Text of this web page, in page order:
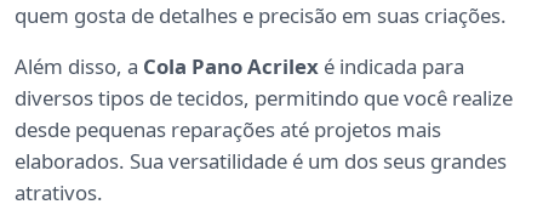
quem gosta de detalhes e precisão em suas criações.
Além disso, a Cola Pano Acrilex é indicada para
diversos tipos de tecidos, permitindo que você realize
desde pequenas reparações até projetos mais
elaborados. Sua versatilidade é um dos seus grandes
atrativos.